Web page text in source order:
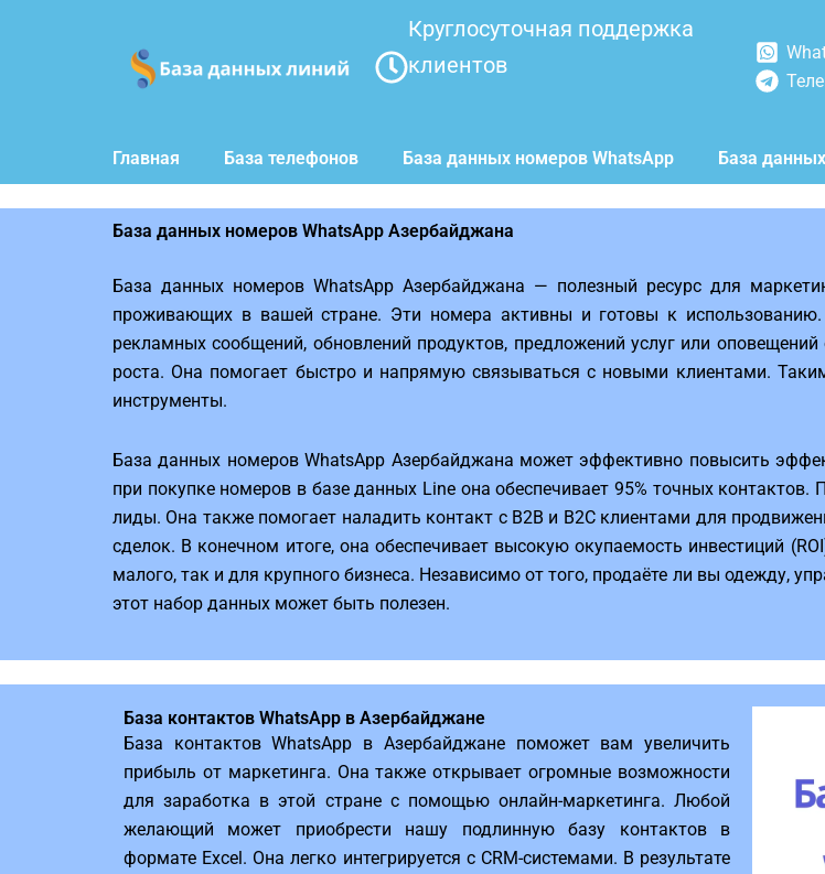
Круглосуточная поддержка
клиентов
Главная База телефонов База данных номеров WhatsApp База
База данных номеров WhatsApp Азербайджана
База данных номеров WhatsApp Азербайджана — полезный ресурс для
проживающих в вашей стране. Эти номера активны и готовы к
рекламных сообщений, обновлений продуктов, предложений услуг или
роста. Она помогает быстро и напрямую связываться с новыми клиентами.
инструменты.
База данных номеров WhatsApp Азербайджана может эффективно повысить
при покупке номеров в базе данных Line она обеспечивает 95% точных
лиды. Она также помогает наладить контакт с B2B и B2C клиентами для
сделок. В конечном итоге, она обеспечивает высокую окупаемость инвестиций
малого, так и для крупного бизнеса. Независимо от того, продаёте ли вы одежду,
этот набор данных может быть полезен.
База контактов WhatsApp в Азербайджане
База контактов WhatsApp в Азербайджане поможет вам увеличить
прибыль от маркетинга. Она также открывает огромные возможности
для заработка в этой стране с помощью онлайн-маркетинга. Любой
желающий может приобрести нашу подлинную базу контактов в
формате Excel. Она легко интегрируется с CRM-системами. В результате